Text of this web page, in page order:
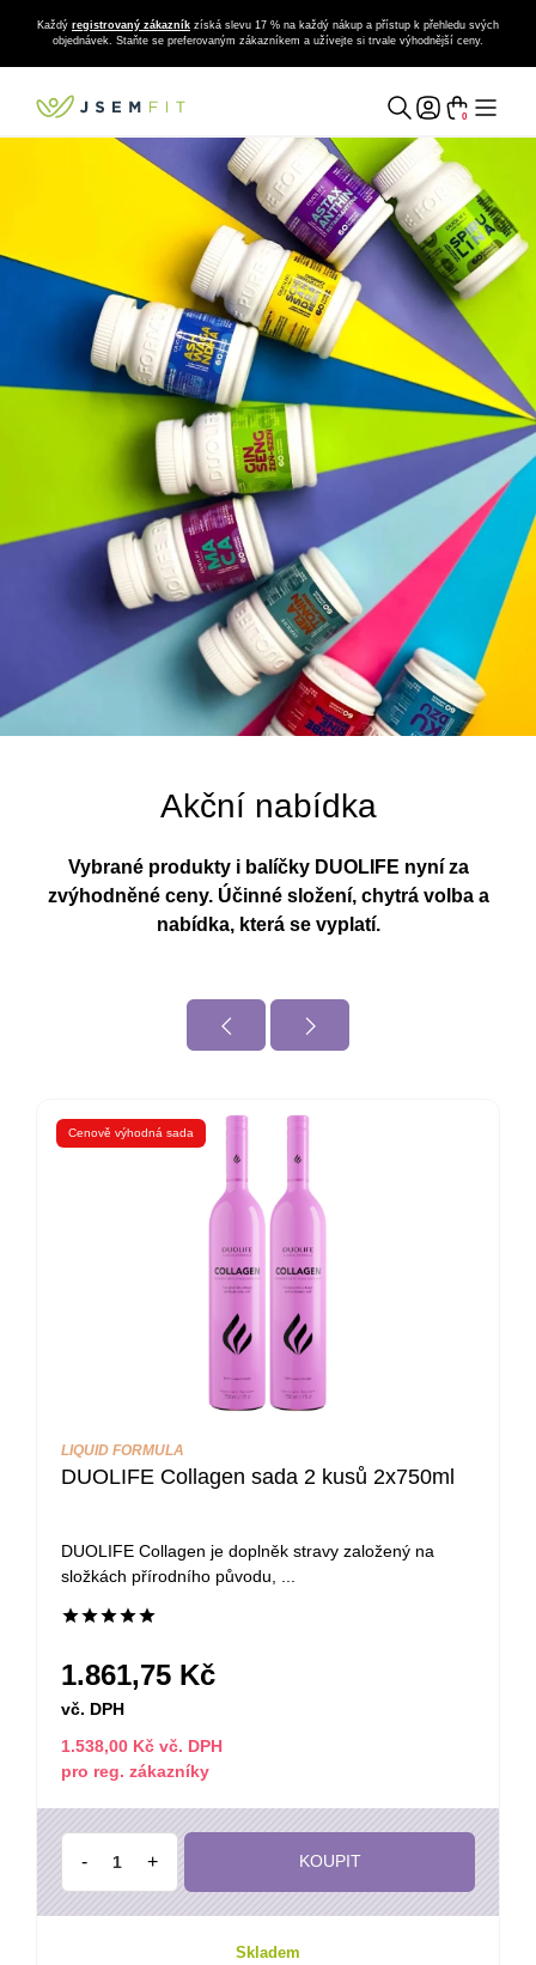
Každý registrovaný zákazník získá slevu 17 % na každý nákup a přístup k přehledu svých
objednávek. Staňte se preferovaným zákazníkem a užívejte si trvale výhodnější ceny.
0
Akční nabídka
Vybrané produkty i balíčky DUOLIFE nyní za
zvýhodněné ceny. Účinné složení, chytrá volba a
nabídka, která se vyplatí.
Cenově výhodná sada
LIQUID FORMULA
Sada DUOLIFE Day and Night (DUOLIFE
DUOLIFE Den a Noc jsou 100% přírodní doplňky
stravy vyvinuté pro ty, kdo ...
2.618,00 Kč
vč. DPH
2.225,00 Kč vč. DPH
pro reg. zákazníky
- + KOUPIT
Skladem